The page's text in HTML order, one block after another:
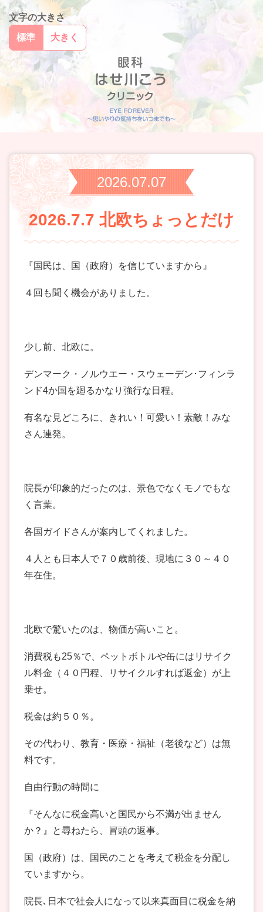
文字の大きさ
標準
大きく
2026.07.07
2026.7.7 北欧ちょっとだけ
『国民は、国（政府）を信じていますから』
４回も聞く機会がありました。
少し前、北欧に。
デンマーク・ノルウエー・スウェーデン･フィンラ
ンド4か国を廻るかなり強行な日程。
有名な見どころに、きれい！可愛い！素敵！みな
さん連発。
院長が印象的だったのは、景色でなくモノでもな
く言葉。
各国ガイドさんが案内してくれました。
４人とも日本人で７０歳前後、現地に３０～４０
年在住。
北欧で驚いたのは、物価が高いこと。
消費税も25％で、ペットボトルや缶にはリサイク
ル料金（４０円程、リサイクルすれば返金）が上
乗せ。
税金は約５０％。
その代わり、教育・医療・福祉（老後など）は無
料です。
自由行動の時間に
『そんなに税金高いと国民から不満が出ません
か？』と尋ねたら、冒頭の返事。
国（政府）は、国民のことを考えて税金を分配し
ていますから。
院長､日本で社会人になって以来真面目に税金を納